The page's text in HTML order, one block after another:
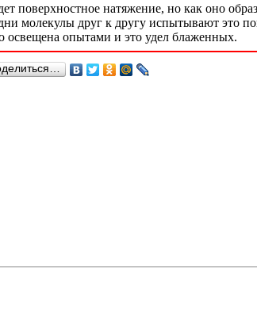
натяжение, но как оно
молекулы друг к другу испытывают это
освещена опытами и это удел блаженных.